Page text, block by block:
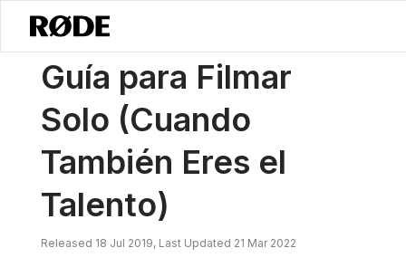
Noticias / Una Guía Para Grabar En Solitario (cuando Tú También
Guía para Filmar
Solo (Cuando
También Eres el
Talento)
Released 18 Jul 2019, Last Updated 21 Mar 2022